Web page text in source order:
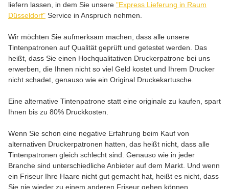
liefern lassen, in dem Sie unsere "Express Lieferung in Raum
Düsseldorf" Service in Anspruch nehmen.
Wir möchten Sie aufmerksam machen, dass alle unsere
Tintenpatronen auf Qualität geprüft und getestet werden. Das
heißt, dass Sie einen Hochqualitativen Druckerpatrone bei uns
erwerben, die Ihnen nicht so viel Geld kostet und Ihrem Drucker
nicht schadet, genauso wie ein Original Druckekartusche.
Eine alternative Tintenpatrone statt eine originale zu kaufen, spart
Ihnen bis zu 80% Druckkosten.
Wenn Sie schon eine negative Erfahrung beim Kauf von
alternativen Druckerpatronen hatten, das heißt nicht, dass alle
Tintenpatronen gleich schlecht sind. Genauso wie in jeder
Branche sind unterschiedliche Anbieter auf dem Markt. Und wenn
ein Friseur Ihre Haare nicht gut gemacht hat, heißt es nicht, dass
Sie nie wieder zu einem anderen Friseur gehen können.